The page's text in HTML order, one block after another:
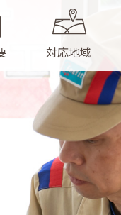
対応地域